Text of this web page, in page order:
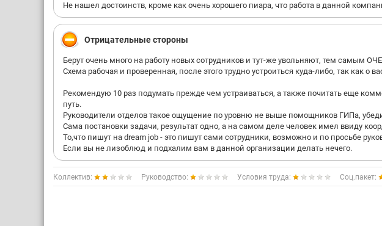
Не нашел достоинств, кроме как очень хорошего пиара, что работа в данной
Отрицательные стороны
Берут очень много на работу новых сотрудников и тут-же увольняют, тем
Схема рабочая и проверенная, после этого трудно устроиться куда-либо, так как о
Рекомендую 10 раз подумать прежде чем устраиваться, а также почитать еще
путь.
Руководители отделов такое ощущение по уровню не выше помощников ГИПа,
Сама постановки задачи, результат одно, а на самом деле человек имел ввиду
То,что пишут на dream job - это пишут сами сотрудники, возможно и по просьбе
Если вы не лизоблюд и подхалим вам в данной организации делать нечего.
Коллектив: Руководство: Условия труда: Соц.пакет: